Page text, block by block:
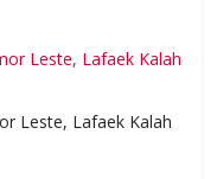
Leste, Lafaek Kalah